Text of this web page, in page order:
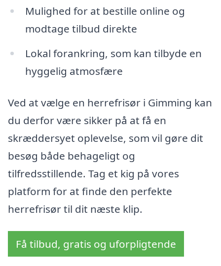
Mulighed for at bestille online og
modtage tilbud direkte
Lokal forankring, som kan tilbyde en
hyggelig atmosfære
Ved at vælge en herrefrisør i Gimming kan
du derfor være sikker på at få en
skræddersyet oplevelse, som vil gøre dit
besøg både behageligt og
tilfredsstillende. Tag et kig på vores
platform for at finde den perfekte
herrefrisør til dit næste klip.
Få tilbud, gratis og uforpligtende